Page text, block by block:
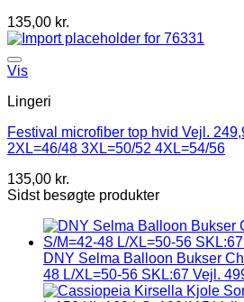
135,00 kr.
Vis
Lingeri
Festival microfiber top hvid Vejl.
2XL=46/48 3XL=50/52 4XL=54/56
135,00 kr.
Sidst besøgte produkter
DNY Selma Balloon Bukser
48 L/XL=50-56 SKL:67 Vejl.